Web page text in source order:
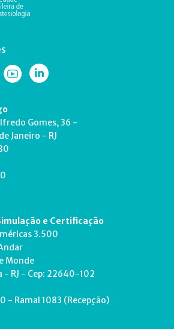
Gomes, 36 -
Janeiro - RJ
e Certificação
3.500
Monde
- RJ - Cep: 22640-102
- Ramal 1083 (Recepção)